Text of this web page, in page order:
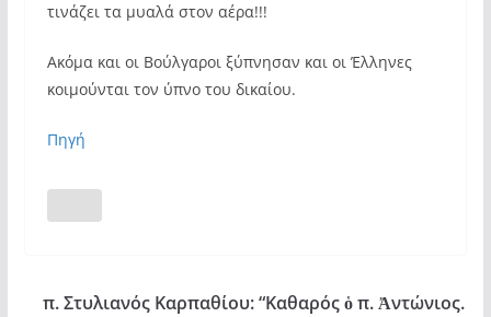
τινάζει τα μυαλά στον αέρα!!!
Ακόμα και οι Βούλγαροι ξύπνησαν και οι Έλληνες
κοιμούνται τον ύπνο του δικαίου.
Πηγή
π. Στυλιανός Καρπαθίου: “Καθαρός ὁ π. Ἀντώνιος.